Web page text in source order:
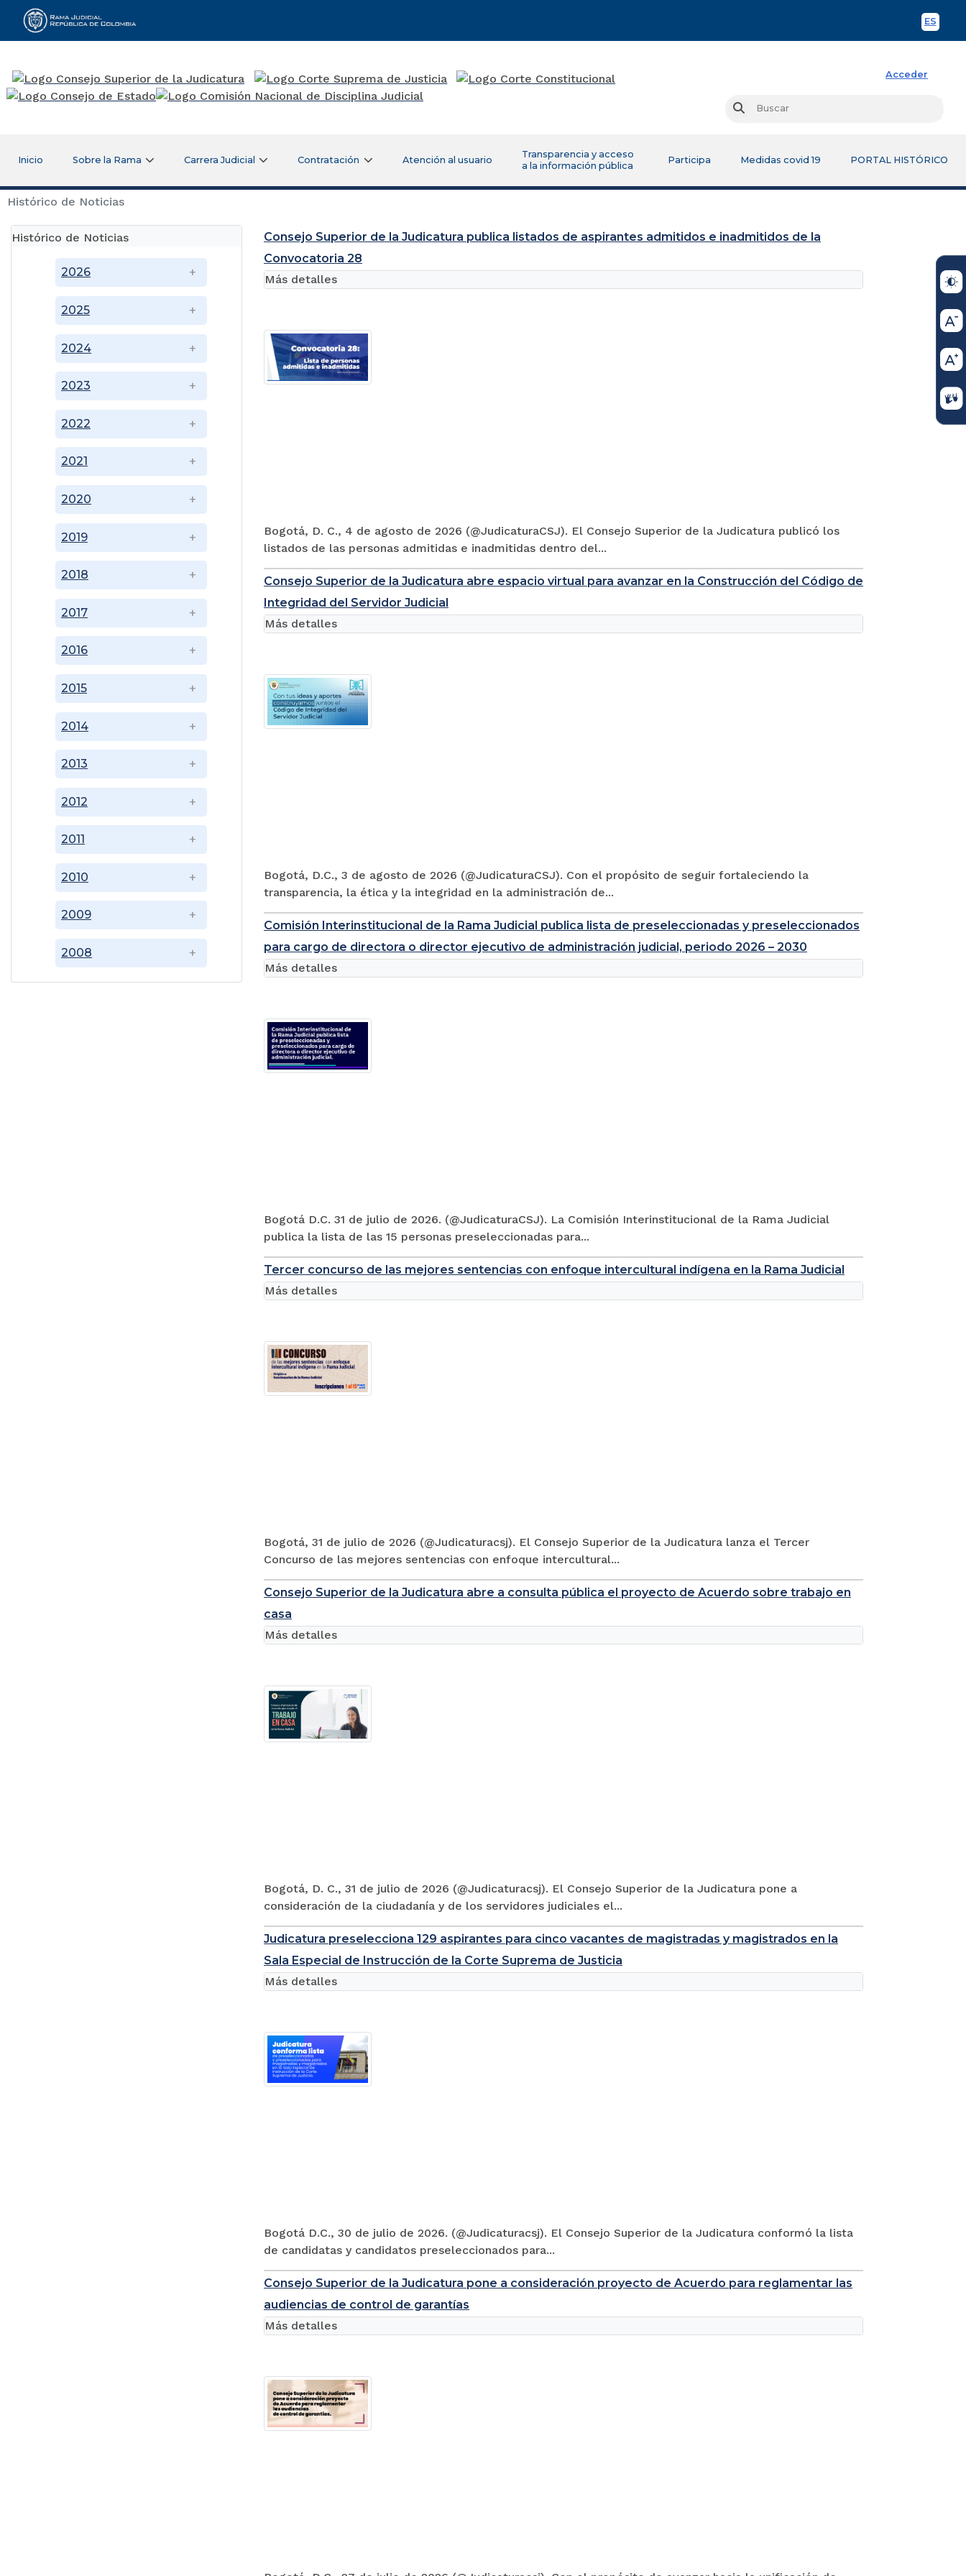
ES
Rama Judicial
Acceder
Buscar
Inicio Sobre la Rama Carrera Judicial Contratación Atención al usuario
Transparencia y acceso
a la información pública
Participa Medidas covid 19 PORTAL HISTÓRICO
Histórico de Noticias
Histórico de Noticias
2008
2009
2010
2011
2012
2013
2014
2015
2016
2017
2018
2019
2020
2021
2022
2023
2024
2025
2026
Consejo Superior de la Judicatura publica listados de aspirantes admitidos e inadmitidos de la
Convocatoria 28
Bogotá, D. C., 4 de agosto de 2026 (@JudicaturaCSJ). El Consejo Superior de la Judicatura publicó los
listados de las personas admitidas e inadmitidas dentro del...
Más detalles
Consejo Superior de la Judicatura abre espacio virtual para avanzar en la Construcción del Código de
Integridad del Servidor Judicial
Bogotá, D.C., 3 de agosto de 2026 (@JudicaturaCSJ). Con el propósito de seguir fortaleciendo la
transparencia, la ética y la integridad en la administración de...
Más detalles
Comisión Interinstitucional de la Rama Judicial publica lista de preseleccionadas y preseleccionados
para cargo de directora o director ejecutivo de administración judicial, periodo 2026 – 2030
Bogotá D.C. 31 de julio de 2026. (@JudicaturaCSJ). La Comisión Interinstitucional de la Rama Judicial
publica la lista de las 15 personas preseleccionadas para...
Más detalles
Tercer concurso de las mejores sentencias con enfoque intercultural indígena en la Rama Judicial
Bogotá, 31 de julio de 2026 (@Judicaturacsj). El Consejo Superior de la Judicatura lanza el Tercer
Concurso de las mejores sentencias con enfoque intercultural...
Más detalles
Consejo Superior de la Judicatura abre a consulta pública el proyecto de Acuerdo sobre trabajo en
casa
Bogotá, D. C., 31 de julio de 2026 (@Judicaturacsj). El Consejo Superior de la Judicatura pone a
consideración de la ciudadanía y de los servidores judiciales el...
Más detalles
Judicatura preselecciona 129 aspirantes para cinco vacantes de magistradas y magistrados en la
Sala Especial de Instrucción de la Corte Suprema de Justicia
Bogotá D.C., 30 de julio de 2026. (@Judicaturacsj). El Consejo Superior de la Judicatura conformó la lista
de candidatas y candidatos preseleccionados para...
Más detalles
Consejo Superior de la Judicatura pone a consideración proyecto de Acuerdo para reglamentar las
audiencias de control de garantías
Más detalles